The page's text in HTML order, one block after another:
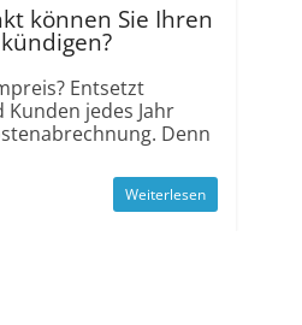
können Sie Ihren
Entsetzt
jedes Jahr
Denn
Weiterlesen